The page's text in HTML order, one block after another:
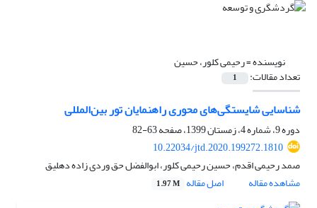
نویسنده =رحیمی کلور، حسین
تعداد مقالات: 1
شناسایی شایستگی‌های محوری راهنمایان تور بین‌المللی
دوره 9، شماره 4، زمستان 1399، صفحه
63-82
10.22034/jtd.2020.199272.1810
صمد رحیمی اقدم، حسین رحیمی کلور، ابوالفضل حق وردی زاده دهلیق
مشاهده مقاله
اصل مقاله 1.97 M